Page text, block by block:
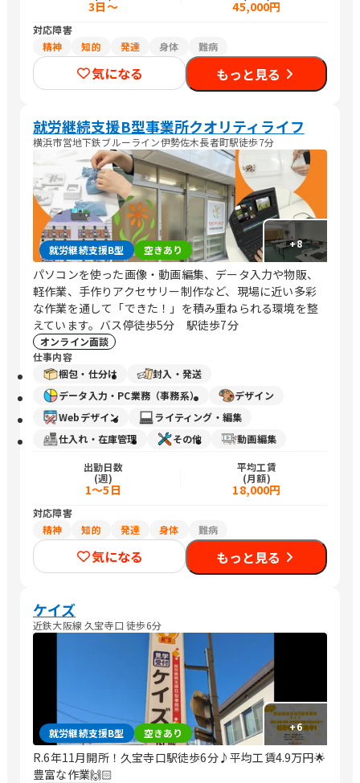
3日～ 45,000円
対応障害
精神
知的 発達 身体 難病
気になる もっと見る
就労継続支援B型事業所クオリティライフ
横浜市営地下鉄ブルーライン伊勢佐木長者町駅徒歩7分
+8
就労継続支援B型 空きあり
パソコンを使った画像・動画編集、データ入力や物販、
軽作業、手作りアクセサリー制作など、現場に近い多彩
な作業を通して「できた！」を積み重ねられる環境を整
えています。バス停徒歩5分 駅徒歩7分
オンライン面談
仕事内容
梱包・仕分け
封入・発送
データ入力・PC業務（事務系）
デザイン
Webデザイン
ライティング・編集
仕入れ・在庫管理
その他 動画編集
出勤日数
(週)
1～5日
平均工賃
(月額)
18,000円
対応障害
精神
知的 発達 身体 難病
気になる もっと見る
ケイズ
近鉄大阪線 久宝寺口 徒歩6分
+6
就労継続支援B型 空きあり
R.6年11月開所！久宝寺口駅徒歩6分♪平均工賃4.9万円🌟
豊富な作業🙌🏻